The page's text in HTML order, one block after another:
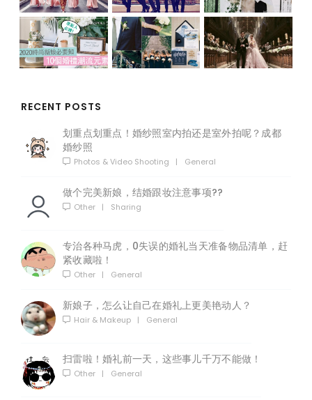
RECENT POSTS
划重点划重点！婚纱照室内拍还是室外拍呢？成都
婚纱照
Photos & Video Shooting | General
做个完美新娘，结婚跟妆注意事项??
Other | Sharing
专治各种马虎，0失误的婚礼当天准备物品清单，赶
紧收藏啦！
Other | General
新娘子，怎么让自己在婚礼上更美艳动人？
Hair & Makeup | General
扫雷啦！婚礼前一天，这些事儿千万不能做！
Other | General